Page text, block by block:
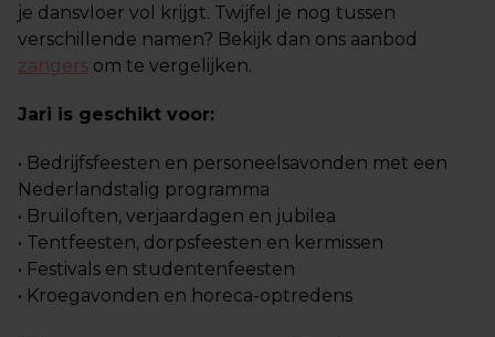
je dansvloer vol krijgt. Twijfel je nog tussen
verschillende namen? Bekijk dan ons aanbod
zangers om te vergelijken.
Jari is geschikt voor:
• Bedrijfsfeesten en personeelsavonden met een
Nederlandstalig programma
• Bruiloften, verjaardagen en jubilea
• Tentfeesten, dorpsfeesten en kermissen
• Festivals en studentenfeesten
• Kroegavonden en horeca-optredens